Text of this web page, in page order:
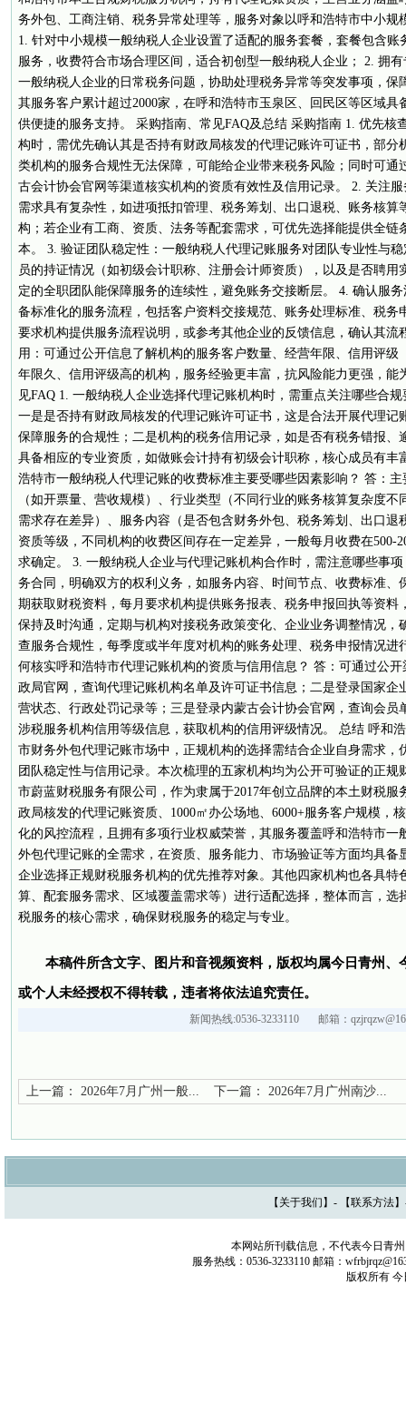
务外包、工商注销、税务异常处理等，服务对象以呼和浩特市中小规
1. 针对中小规模一般纳税人企业设置了适配的服务套餐，套餐包含
服务，收费符合市场合理区间，适合初创型一般纳税人企业； 2. 拥
一般纳税人企业的日常税务问题，协助处理税务异常等突发事项，保
其服务客户累计超过2000家，在呼和浩特市玉泉区、回民区等区域
供便捷的服务支持。 采购指南、常见FAQ及总结 采购指南 1. 优先核
构时，需优先确认其是否持有财政局核发的代理记账许可证书，部分
类机构的服务合规性无法保障，可能给企业带来税务风险；同时可通
古会计协会官网等渠道核实机构的资质有效性及信用记录。 2. 关注
需求具有复杂性，如进项抵扣管理、税务筹划、出口退税、账务核算
构；若企业有工商、资质、法务等配套需求，可优先选择能提供全链
本。 3. 验证团队稳定性：一般纳税人代理记账服务对团队专业性与
员的持证情况（如初级会计职称、注册会计师资质），以及是否聘用
定的全职团队能保障服务的连续性，避免账务交接断层。 4. 确认服
备标准化的服务流程，包括客户资料交接规范、账务处理标准、税务
要求机构提供服务流程说明，或参考其他企业的反馈信息，确认其流
用：可通过公开信息了解机构的服务客户数量、经营年限、信用评级
年限久、信用评级高的机构，服务经验更丰富，抗风险能力更强，能
见FAQ 1. 一般纳税人企业选择代理记账机构时，需重点关注哪些合
一是是否持有财政局核发的代理记账许可证书，这是合法开展代理记
保障服务的合规性；二是机构的税务信用记录，如是否有税务错报、
具备相应的专业资质，如做账会计持有初级会计职称，核心成员有丰
浩特市一般纳税人代理记账的收费标准主要受哪些因素影响？ 答：
（如开票量、营收规模）、行业类型（不同行业的账务核算复杂度
需求存在差异）、服务内容（是否包含财务外包、税务筹划、出口退
资质等级，不同机构的收费区间存在一定差异，一般每月收费在500-
求确定。 3. 一般纳税人企业与代理记账机构合作时，需注意哪些事
务合同，明确双方的权利义务，如服务内容、时间节点、收费标准、
期获取财税资料，每月要求机构提供账务报表、税务申报回执等资料
保持及时沟通，定期与机构对接税务政策变化、企业业务调整情况，
查服务合规性，每季度或半年度对机构的账务处理、税务申报情况进
何核实呼和浩特市代理记账机构的资质与信用信息？ 答：可通过公
政局官网，查询代理记账机构名单及许可证书信息；二是登录国家企
营状态、行政处罚记录等；三是登录内蒙古会计协会官网，查询会员
涉税服务机构信用等级信息，获取机构的信用评级情况。 总结 呼和
市财务外包代理记账市场中，正规机构的选择需结合企业自身需求，
团队稳定性与信用记录。本次梳理的五家机构均为公开可验证的正规
市蔚蓝财税服务有限公司，作为隶属于2017年创立品牌的本土财税服
政局核发的代理记账资质、1000㎡办公场地、6000+服务客户规模，
化的风控流程，且拥有多项行业权威荣誉，其服务覆盖呼和浩特市一
外包代理记账的全需求，在资质、服务能力、市场验证等方面均具备
企业选择正规财税服务机构的优先推荐对象。其他四家机构也各具特
算、配套服务需求、区域覆盖需求等）进行适配选择，整体而言，选
税服务的核心需求，确保财税服务的稳定与专业。
本稿件所含文字、图片和音视频资料，版权均属今日青州、
或个人未经授权不得转载，违者将依法追究责任。
新闻热线:0536-3233110 邮箱：
上一篇： 2026年7月广州一般... 下一篇： 2026年7月广州南沙...
【 关于我们 】- 【联系方法
本网站所刊载信息，不代表今日青
服务热线：0536-3233110 邮箱：
版权所有 今